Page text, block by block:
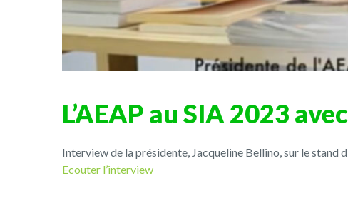
L’AEAP au SIA 2023
Interview de la présidente, Jacqueline Bellino, sur le stand
Ecouter l’interview